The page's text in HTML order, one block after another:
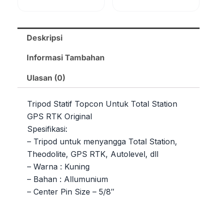
Deskripsi
Informasi Tambahan
Ulasan (0)
Tripod Statif Topcon Untuk Total Station
GPS RTK Original
Spesifikasi:
– Tripod untuk menyangga Total Station,
Theodolite, GPS RTK, Autolevel, dll
– Warna : Kuning
– Bahan : Allumunium
– Center Pin Size – 5/8″